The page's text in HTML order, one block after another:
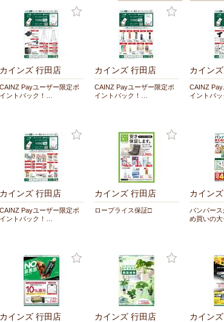
カインズ 行田店
CAINZ Payユーザー限定ポ
イントバック！…
カインズ 行田店
CAINZ Payユーザー限定ポ
イントバック！…
カイン
CAINZ
イントバッ
カインズ 行田店
CAINZ Payユーザー限定ポ
イントバック！…
カインズ 行田店
ロープライス保証□
カイン
パンパー
め買いの
カインズ 行田店 カインズ 行田店 カイン